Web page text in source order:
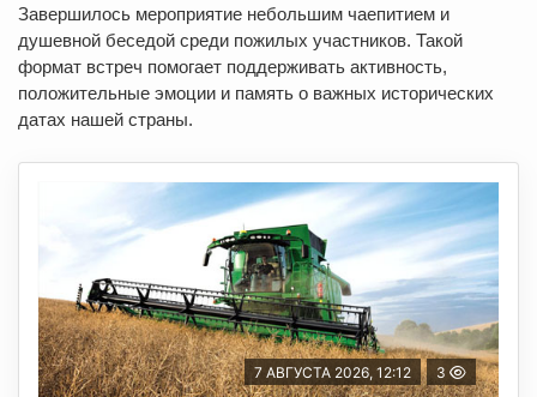
Завершилось мероприятие небольшим чаепитием и
душевной беседой среди пожилых участников. Такой
формат встреч помогает поддерживать активность,
положительные эмоции и память о важных исторических
датах нашей страны.
7 АВГУСТА 2026, 12:12 3